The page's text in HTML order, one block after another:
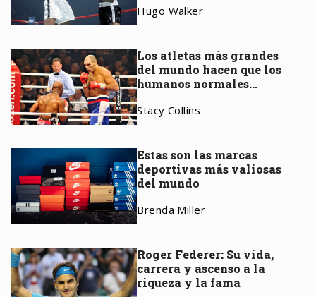
Hugo Walker
Los atletas más grandes
del mundo hacen que los
humanos normales
Stacy Collins
Estas son las marcas
deportivas más valiosas
del mundo
Brenda Miller
Roger Federer: Su vida,
carrera y ascenso a la
riqueza y la fama